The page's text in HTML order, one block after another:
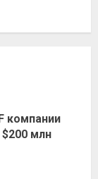
компании
млн